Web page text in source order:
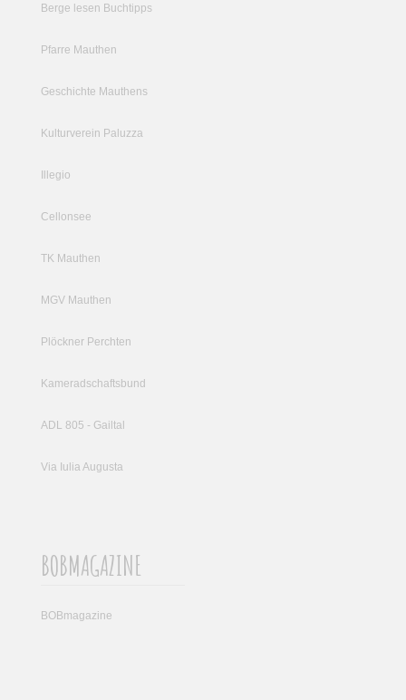
Berge lesen Buchtipps
Pfarre Mauthen
Geschichte Mauthens
Kulturverein Paluzza
Illegio
Cellonsee
TK Mauthen
MGV Mauthen
Plöckner Perchten
Kameradschaftsbund
ADL 805 - Gailtal
Via Iulia Augusta
BOBMAGAZINE
BOBmagazine